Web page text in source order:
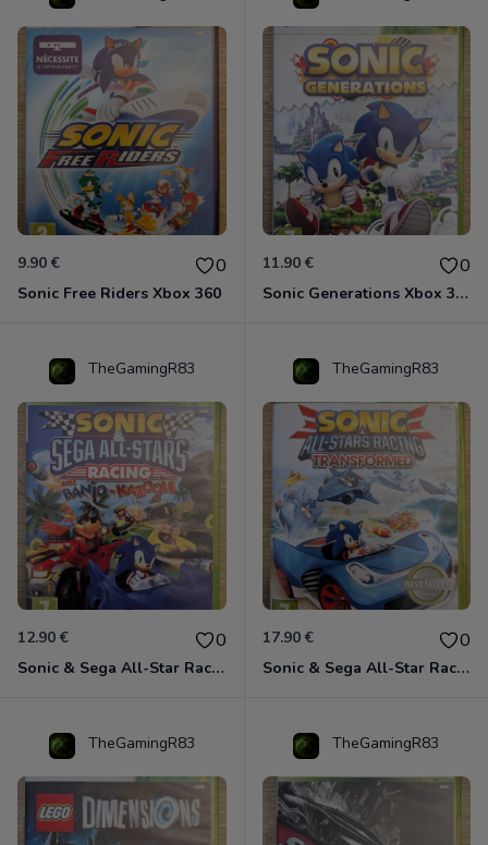
9.90 € 0
Sonic Free Riders Xbox 360
11.90 € 0
Sonic Generations Xbox 360
TheGamingR83
12.90 € 0
Sonic & Sega All-Star Racing avec Banjo-Kazooie Xbox 360
TheGamingR83
17.90 € 0
Sonic & Sega All-Star Racing - Transformed Xbox 360
TheGamingR83 TheGamingR83